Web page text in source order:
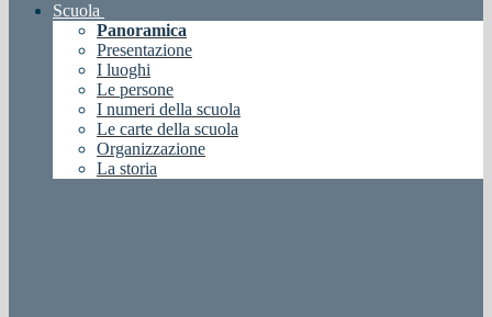
Scuola
Panoramica
Presentazione
I luoghi
Le persone
I numeri della scuola
Le carte della scuola
Organizzazione
La storia